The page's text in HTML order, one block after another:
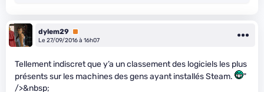
dylem29 Premium
Le 27/09/2016 à 16h07
Tellement indiscret que y’a un classement des logiciels les plus
présents sur les machines des gens ayant installés Steam.
"
/>&nbsp;